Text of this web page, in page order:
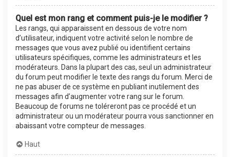
Quel est mon rang et comment puis-je le modifier ?
Les rangs, qui apparaissent en dessous de votre nom
d’utilisateur, indiquent votre activité selon le nombre de
messages que vous avez publié ou identifient certains
utilisateurs spécifiques, comme les administrateurs et les
modérateurs. Dans la plupart des cas, seul un administrateur
du forum peut modifier le texte des rangs du forum. Merci de
ne pas abuser de ce système en publiant inutilement des
messages afin d’augmenter votre rang sur le forum.
Beaucoup de forums ne toléreront pas ce procédé et un
administrateur ou un modérateur pourra vous sanctionner en
abaissant votre compteur de messages.
Haut